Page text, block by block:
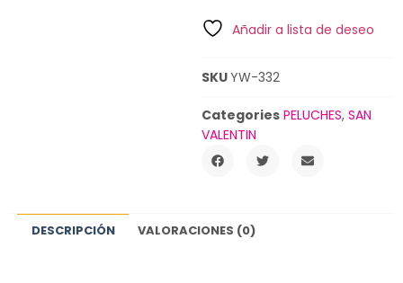
Añadir a lista de deseo
SKUYW-332
Categories PELUCHES, SAN
VALENTIN
DESCRIPCIÓN VALORACIONES (0)